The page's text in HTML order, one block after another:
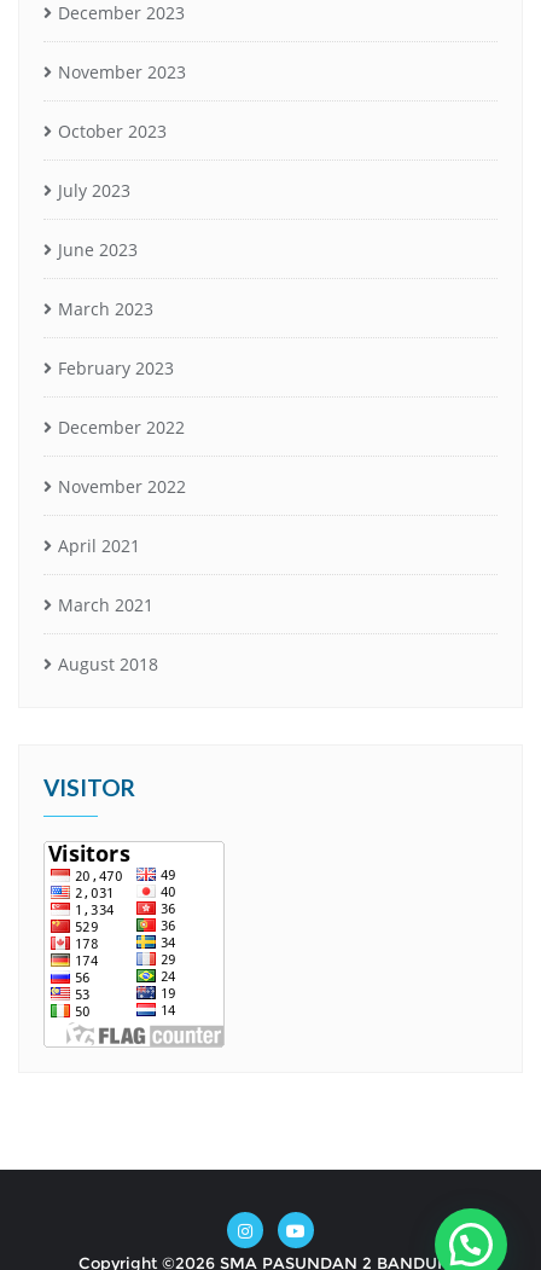
December 2023
November 2023
October 2023
July 2023
June 2023
March 2023
February 2023
December 2022
November 2022
April 2021
March 2021
August 2018
VISITOR
Copyright ©2026 SMA PASUNDAN 2 BANDUNG